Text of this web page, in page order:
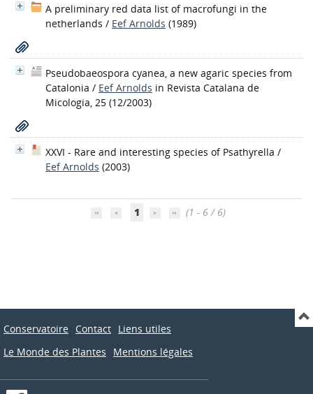
A preliminary red data list of macrofungi in the
netherlands / Eef Arnolds (1989)
Pseudobaeospora cyanea, a new agaric species from
Catalonia / Eef Arnolds in Revista Catalana de
Micologia, 25 (12/2003)
XXVI - Rare and interesting species of Psathyrella /
Eef Arnolds (2003)
1 (1 - 6 / 6)
Conservatoire Contact Liens utiles
Le Monde des Plantes
Mentions légales